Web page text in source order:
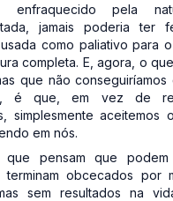
pela
jamais poderia ter
como paliativo para
completa. E, agora, o
que não conseguiríamos
é que, em vez de
simplesmente aceitemos
em nós.
que pensam que
terminam obcecados por
sem resultados na